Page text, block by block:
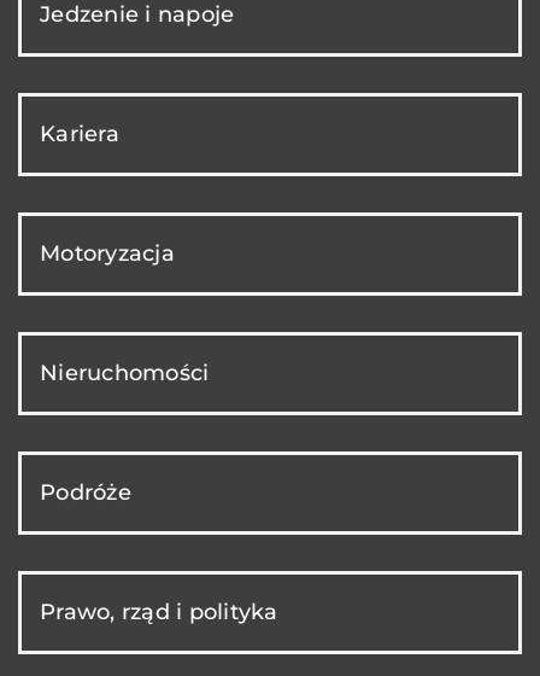
Jedzenie i napoje
Kariera
Motoryzacja
Nieruchomości
Podróże
Prawo, rząd i polityka